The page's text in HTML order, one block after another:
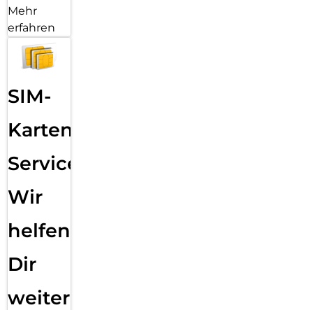
Mehr
erfahren
SIM-
Karten
Service:
Wir
helfen
Dir
weiter